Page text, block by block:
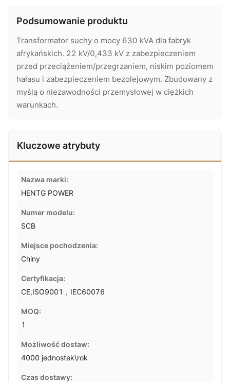
Podsumowanie produktu
Transformator suchy o mocy 630 kVA dla fabryk
afrykańskich. 22 kV/0,433 kV z zabezpieczeniem
przed przeciążeniem/przegrzaniem, niskim poziomem
hałasu i zabezpieczeniem bezolejowym. Zbudowany z
myślą o niezawodności przemysłowej w ciężkich
warunkach.
Kluczowe atrybuty
Nazwa marki:
HENTG POWER
Numer modelu:
SCB
Miejsce pochodzenia:
Chiny
Certyfikacja:
CE,ISO9001，IEC60076
MOQ:
1
Możliwość dostaw:
4000 jednostek\rok
Czas dostawy: